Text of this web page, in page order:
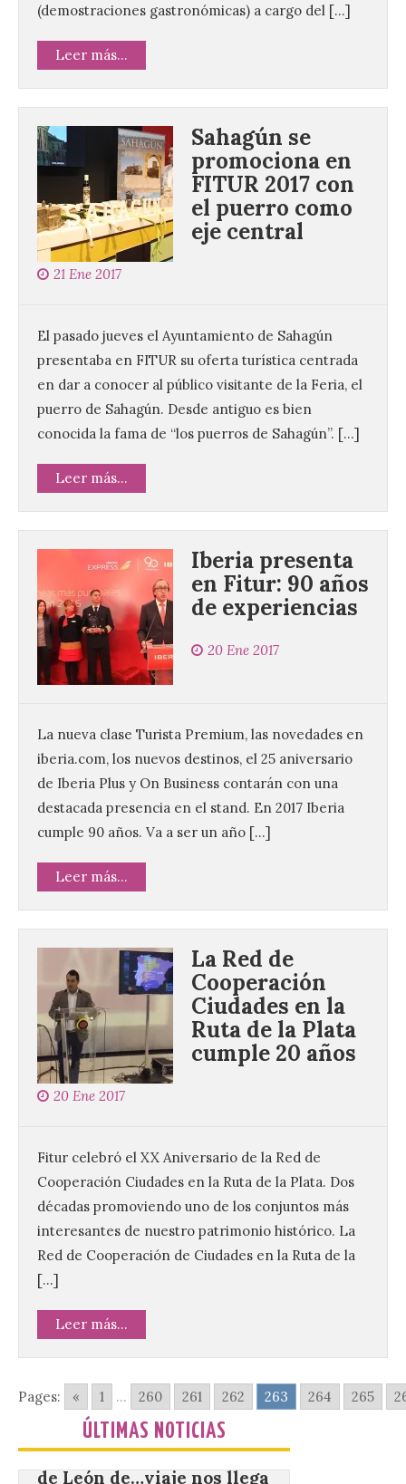
(demostraciones gastronómicas) a cargo del […]
Leer más...
Sahagún se
promociona en
FITUR 2017 con
el puerro como
eje central
21 Ene 2017
El pasado jueves el Ayuntamiento de Sahagún
presentaba en FITUR su oferta turística centrada
en dar a conocer al público visitante de la Feria, el
puerro de Sahagún. Desde antiguo es bien
conocida la fama de “los puerros de Sahagún”. […]
Leer más...
Iberia presenta
en Fitur: 90 años
de experiencias
20 Ene 2017
La nueva clase Turista Premium, las novedades en
iberia.com, los nuevos destinos, el 25 aniversario
de Iberia Plus y On Business contarán con una
destacada presencia en el stand. En 2017 Iberia
cumple 90 años. Va a ser un año […]
Leer más...
La Red de
Cooperación
Ciudades en la
Ruta de la Plata
cumple 20 años
20 Ene 2017
Fitur celebró el XX Aniversario de la Red de
Cooperación Ciudades en la Ruta de la Plata. Dos
décadas promoviendo uno de los conjuntos más
interesantes de nuestro patrimonio histórico. La
Red de Cooperación de Ciudades en la Ruta de la
[…]
Leer más...
Pages: « 1 ... 260 261 262 263 264 265
ÚLTIMAS NOTICIAS
Vuelve la tradicional Feria
de Dulces del Convento a
Tendrá lugar el 9 de
agosto en los aledaños del
monasterio cisterciense
de Santa María la Real de
Gradefes. Una cita
imprescindible para disfrutar de los
mejores dulces conventuales, tradición,
cultura y un ambiente único. El
Ayuntamiento de Gradefes, intentando
[…]
La decimoctava fotografía
de León de…viaje nos llega
desde la sede del
Parlamento Europeo en